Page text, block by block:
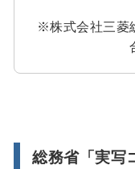
※株式会社三菱
総務省「実写